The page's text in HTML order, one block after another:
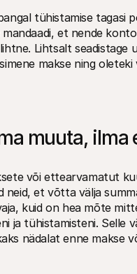
tühistamise tagasi
et nende
Lihtsalt seadistage
makse ning oleteki
muuta,
või ettearvamatut
et võtta välja
kuid on hea mõte
ja tühistamisteni. Selle
nädalat enne makse